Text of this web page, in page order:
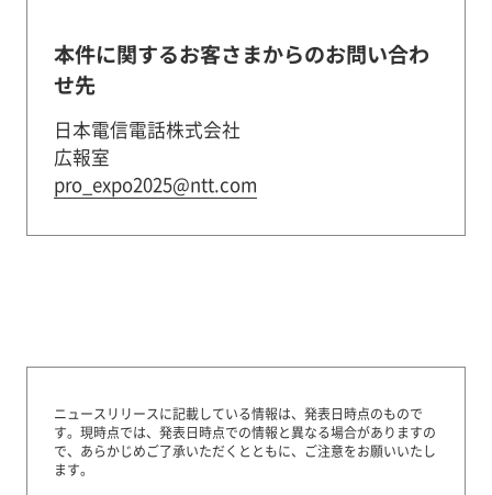
本件に関するお客さまからのお問い合わ
せ先
日本電信電話株式会社
広報室
pro_expo2025@ntt.com
ニュースリリースに記載している情報は、発表日時点のもので
す。 現時点では、発表日時点での情報と異なる場合がありますの
で、あらかじめご了承いただくとともに、ご注意をお願いいたし
ます。